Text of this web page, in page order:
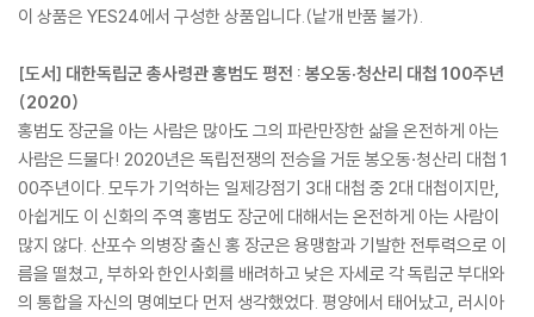
이 상품은 YES24에서 구성한 상품입니다.(낱개 반품 불가).
[도서] 대한독립군 총사령관 홍범도 평전 : 봉오동·청산리 대첩 100주년
(2020)
홍범도 장군을 아는 사람은 많아도 그의 파란만장한 삶을 온전하게 아는
사람은 드물다! 2020년은 독립전쟁의 전승을 거둔 봉오동·청산리 대첩 1
00주년이다. 모두가 기억하는 일제강점기 3대 대첩 중 2대 대첩이지만,
아쉽게도 이 신화의 주역 홍범도 장군에 대해서는 온전하게 아는 사람이
많지 않다. 산포수 의병장 출신 홍 장군은 용맹함과 기발한 전투력으로 이
름을 떨쳤고, 부하와 한인사회를 배려하고 낮은 자세로 각 독립군 부대와
의 통합을 자신의 명예보다 먼저 생각했었다. 평양에서 태어났고, 러시아